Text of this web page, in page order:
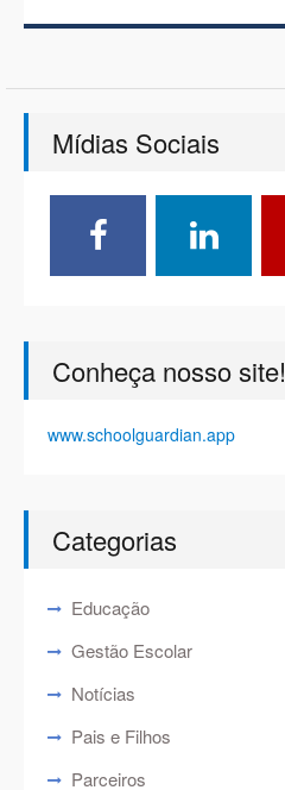
Mídias Sociais
Conheça nosso site!
www.schoolguardian.app
Categorias
Educação
Gestão Escolar
Notícias
Pais e Filhos
Parceiros